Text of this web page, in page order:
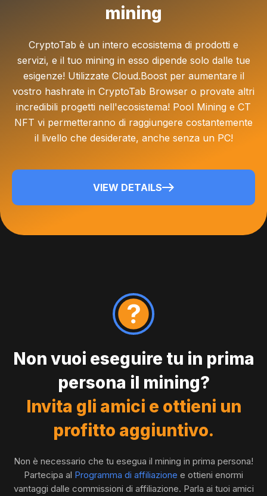
mining
CryptoTab è un intero ecosistema di prodotti e
servizi, e il tuo mining in esso dipende solo dalle tue
esigenze! Utilizzate Cloud.Boost per aumentare il
vostro hashrate in CryptoTab Browser o provate altri
incredibili progetti nell'ecosistema! Pool Mining e CT
NFT vi permetteranno di raggiungere costantemente
il livello che desiderate, anche senza un PC!
VIEW DETAILS
Non vuoi eseguire tu in prima
persona il mining?
Invita gli amici e ottieni un
profitto aggiuntivo.
Non è necessario che tu esegua il mining in prima persona!
Partecipa al Programma di affiliazione e ottieni enormi
vantaggi dalle commissioni di affiliazione. Parla ai tuoi amici